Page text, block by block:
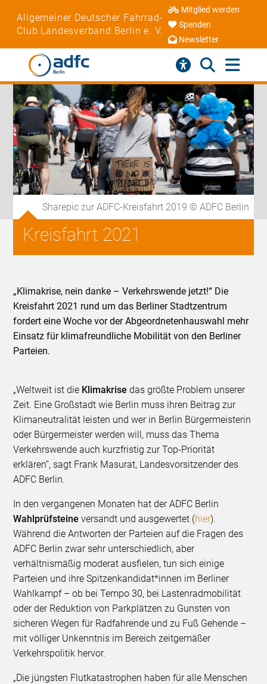
Allgemeiner Deutscher Fahrrad-
Club Landesverband Berlin e. V.
Mitglied werden
Spenden
Newsletter
Sharepic zur ADFC-Kreisfahrt 2019 © ADFC Berlin
Kreisfahrt 2021
„Klimakrise, nein danke – Verkehrswende jetzt!“ Die
Kreisfahrt 2021 rund um das Berliner Stadtzentrum
fordert eine Woche vor der Abgeordnetenhauswahl mehr
Einsatz für klimafreundliche Mobilität von den Berliner
Parteien.
„Weltweit ist die Klimakrise das größte Problem unserer
Zeit. Eine Großstadt wie Berlin muss ihren Beitrag zur
Klimaneutralität leisten und wer in Berlin Bürgermeisterin
oder Bürgermeister werden will, muss das Thema
Verkehrswende auch kurzfristig zur Top-Priorität
erklären“, sagt Frank Masurat, Landesvorsitzender des
ADFC Berlin.
In den vergangenen Monaten hat der ADFC Berlin
Wahlprüfsteine versandt und ausgewertet (hier).
Während die Antworten der Parteien auf die Fragen des
ADFC Berlin zwar sehr unterschiedlich, aber
verhältnismäßig moderat ausfielen, tun sich einige
Parteien und ihre Spitzenkandidat*innen im Berliner
Wahlkampf – ob bei Tempo 30, bei Lastenradmobilität
oder der Reduktion von Parkplätzen zu Gunsten von
sicheren Wegen für Radfahrende und zu Fuß Gehende –
mit völliger Unkenntnis im Bereich zeitgemäßer
Verkehrspolitik hervor.
„Die jüngsten Flutkatastrophen haben für alle Menschen